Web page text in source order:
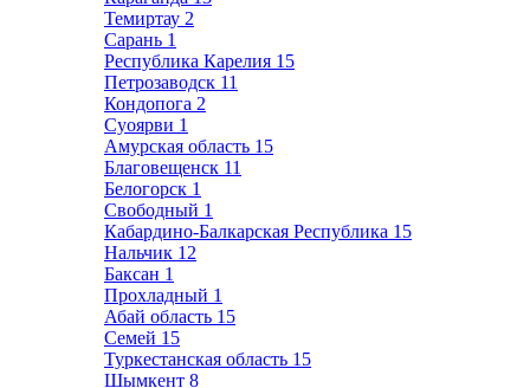
Темиртау 2
Сарань 1
Республика Карелия 15
Петрозаводск 11
Кондопога 2
Суоярви 1
Амурская область 15
Благовещенск 11
Белогорск 1
Свободный 1
Кабардино-Балкарская Республика 15
Нальчик 12
Баксан 1
Прохладный 1
Абай область 15
Семей 15
Туркестанская область 15
Шымкент 8